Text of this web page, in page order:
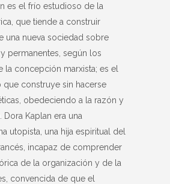
es el frío estudioso de la
que tiende a construir
una nueva sociedad sobre
permanentes, según los
la concepción marxista; es el
que construye sin hacerse
obedeciendo a la razón y
Dora Kaplan era una
utopista, una hija espiritual del
incapaz de comprender
de la organización y de la
convencida de que el